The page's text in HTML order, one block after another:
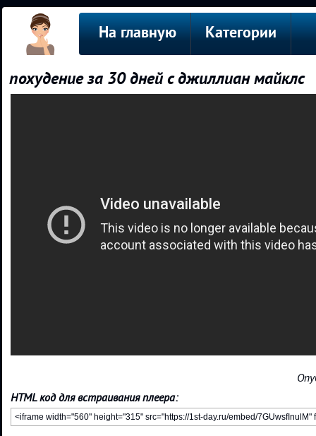
На главную Категории
похудение за 30 дней с джиллиан майклс
HTML код для встраивания плеера: